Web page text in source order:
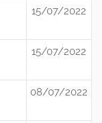
15/07/2022
15/07/2022
08/07/2022